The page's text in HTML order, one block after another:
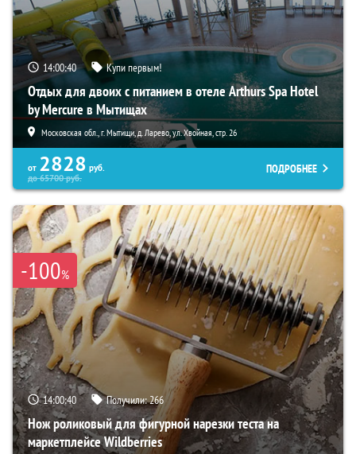
14:00:39 Купи первым!
Отдых для двоих с питанием в отеле Arthurs Spa Hotel
by Mercure в Мытищах
Московская обл., г. Мытищи, д. Ларево, ул. Хвойная, стр. 26
от 2828 руб.
до65700руб.
ПОДРОБНЕЕ
-100%
14:00:39 Получили:266
Нож роликовый для фигурной нарезки теста на
маркетплейсе Wildberries